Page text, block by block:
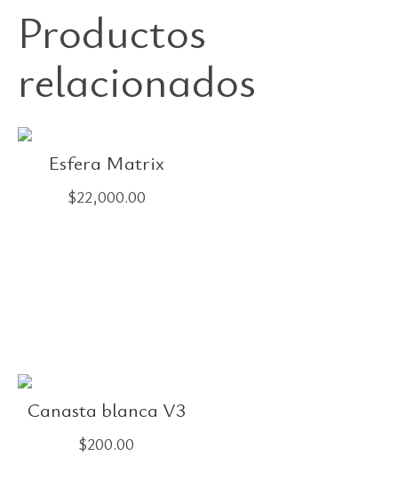
Productos
relacionados
Esfera Matrix
$22,000.00
Canasta blanca V3
$200.00